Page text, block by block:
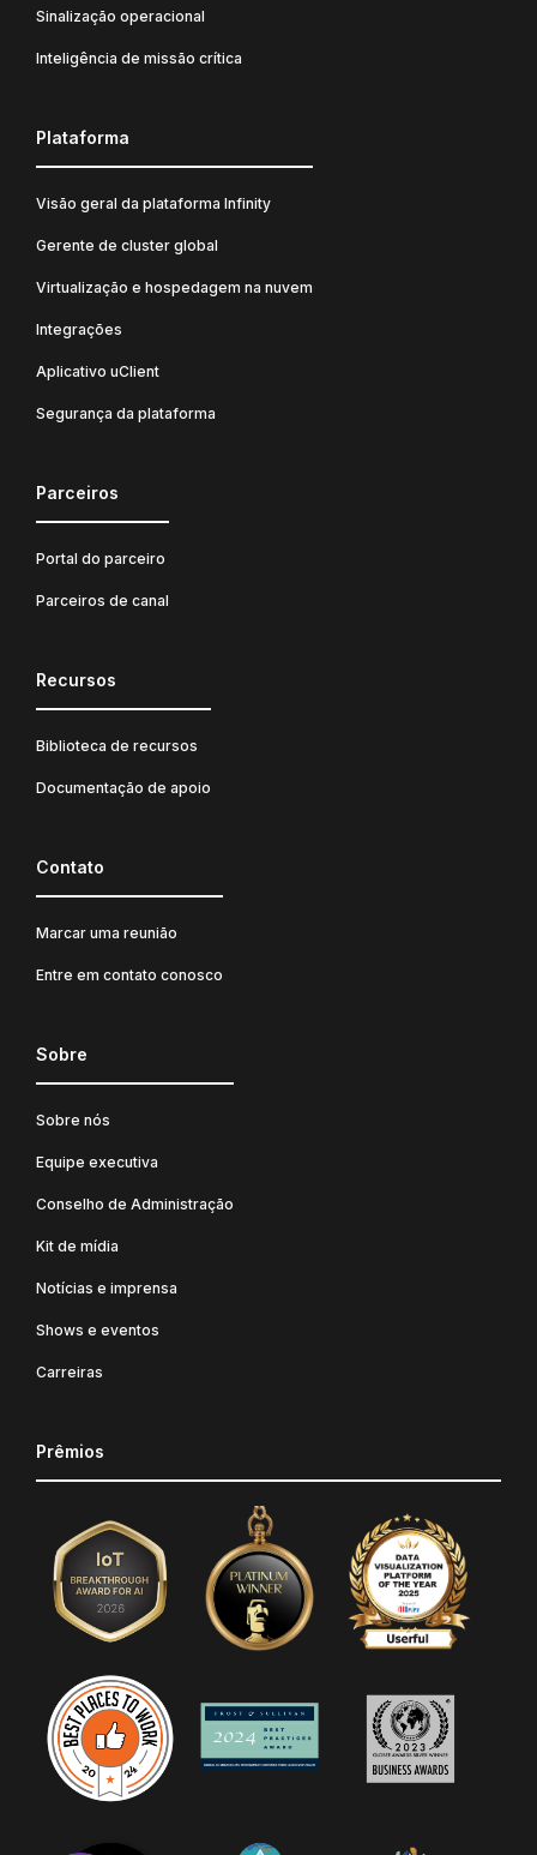
Sinalização operacional
Inteligência de missão crítica
Plataforma
Visão geral da plataforma Infinity
Gerente de cluster global
Virtualização e hospedagem na nuvem
Integrações
Aplicativo uClient
Segurança da plataforma
Parceiros
Portal do parceiro
Parceiros de canal
Recursos
Biblioteca de recursos
Documentação de apoio
Contato
Marcar uma reunião
Entre em contato conosco
Sobre
Sobre nós
Equipe executiva
Conselho de Administração
Kit de mídia
Notícias e imprensa
Shows e eventos
Carreiras
Prêmios